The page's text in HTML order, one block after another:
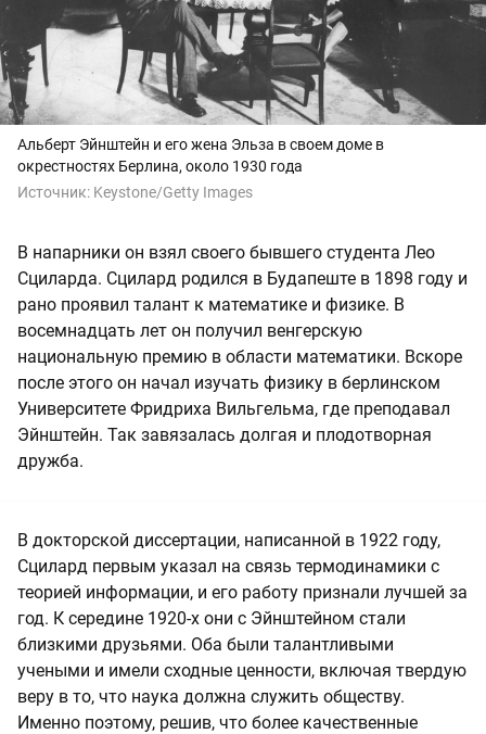
Альберт Эйнштейн и его жена Эльза в своем доме в
окрестностях Берлина, около 1930 года
Источник: Keystone/Getty Images
В напарники он взял своего бывшего студента Лео
Сциларда. Сцилард родился в Будапеште в 1898 году и
рано проявил талант к математике и физике. В
восемнадцать лет он получил венгерскую
национальную премию в области математики. Вскоре
после этого он начал изучать физику в берлинском
Университете Фридриха Вильгельма, где преподавал
Эйнштейн. Так завязалась долгая и плодотворная
дружба.
В докторской диссертации, написанной в 1922 году,
Сцилард первым указал на связь термодинамики с
теорией информации, и его работу признали лучшей за
год. К середине 1920‑х они с Эйнштейном стали
близкими друзьями. Оба были талантливыми
учеными и имели сходные ценности, включая твердую
веру в то, что наука должна служить обществу.
Именно поэтому, решив, что более качественные